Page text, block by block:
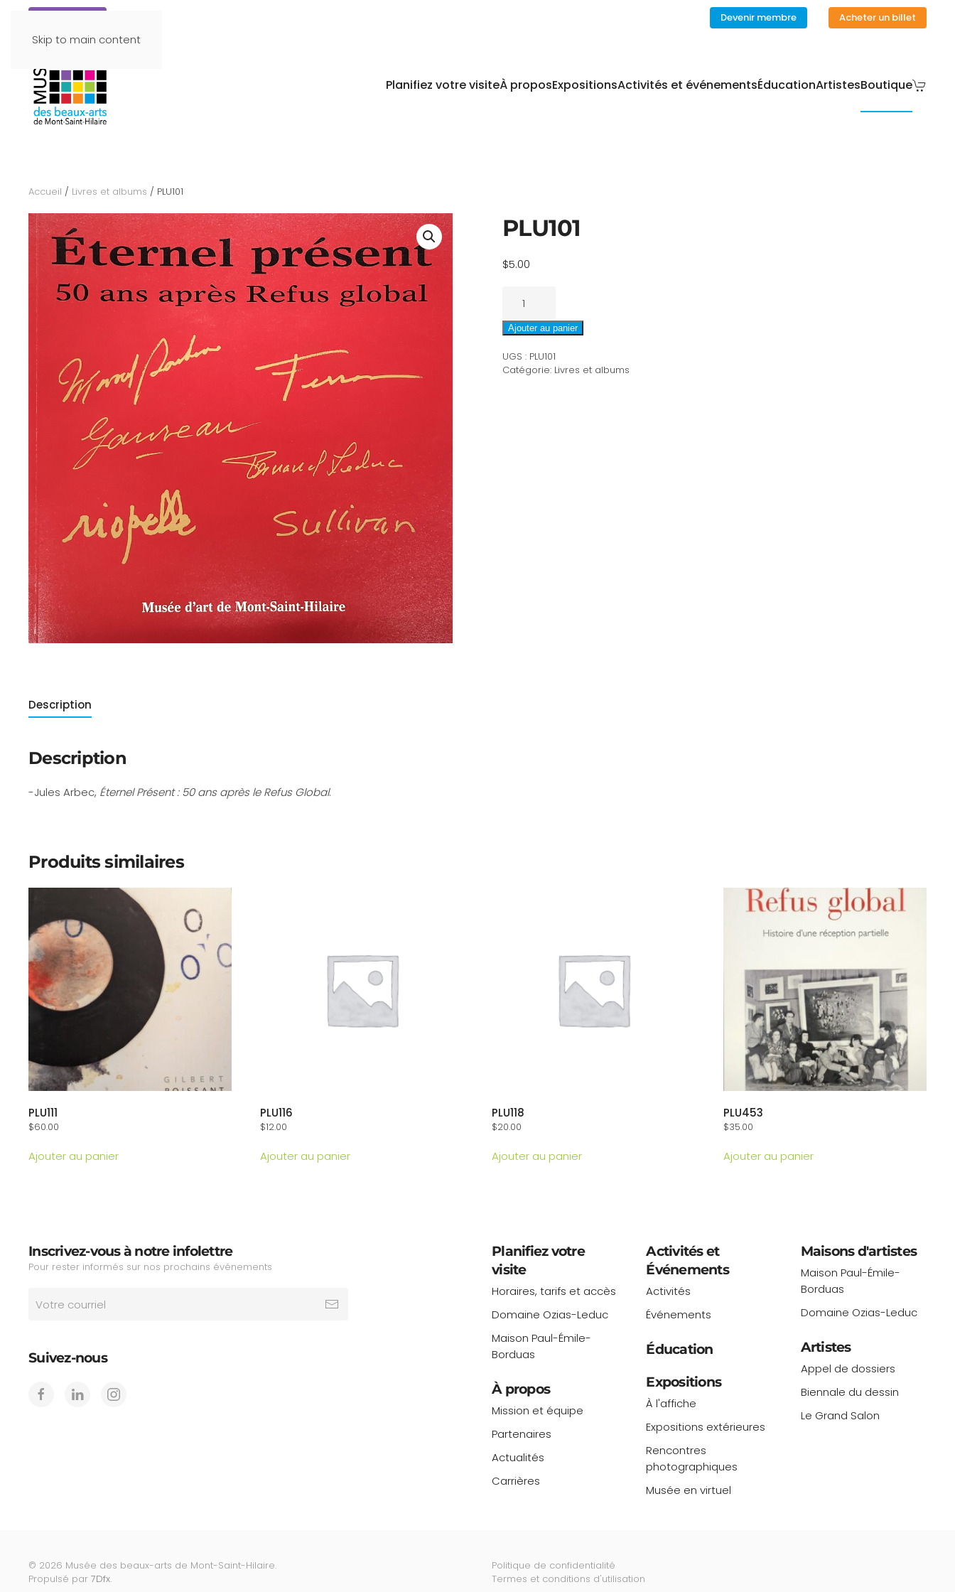
Skip to main content
Devenir membre Acheter un billet
Planifiez votre visiteÀ proposExpositionsActivités et événementsÉducationArtistesBoutique
Accueil / Livres et albums / PLU101
PLU101
$5.00
PLU101
Ajouter au panier
UGS : PLU101
Catégorie: Livres et albums
Description
Description
-Jules Arbec, Éternel Présent : 50 ans après le Refus Global.
Produits similaires
PLU111
$60.00
Ajouter au panier
PLU116
$12.00
Ajouter au panier
PLU118
$20.00
Ajouter au panier
PLU453
$35.00
Ajouter au panier
Inscrivez-vous à notre infolettre
Pour rester informés sur nos prochains événements
Suivez-nous
Planifiez votre
visite
Horaires, tarifs et accès
Domaine Ozias-Leduc
Maison Paul-Émile-
Borduas
À propos
Mission et équipe
Partenaires
Actualités
Carrières
Activités et
Événements
Activités
Événements
Éducation
Expositions
À l'affiche
Expositions extérieures
Rencontres
photographiques
Musée en virtuel
Maisons d'artistes
Maison Paul-Émile-
Borduas
Domaine Ozias-Leduc
Artistes
Appel de dossiers
Biennale du dessin
Le Grand Salon
© 2026 Musée des beaux-arts de Mont-Saint-Hilaire.
Propulsé par 7Dfx.
Politique de confidentialité
Termes et conditions d'utilisation